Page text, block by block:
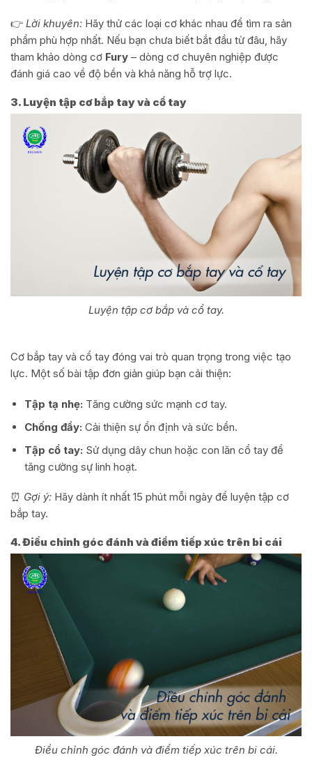
👉 Lời khuyên: Hãy thử các loại cơ khác nhau để tìm ra sản
phẩm phù hợp nhất. Nếu bạn chưa biết bắt đầu từ đâu, hãy
tham khảo dòng cơ Fury – dòng cơ chuyên nghiệp được
đánh giá cao về độ bền và khả năng hỗ trợ lực.
3. Luyện tập cơ bắp tay và cổ tay
Luyện tập cơ bắp và cổ tay.
Cơ bắp tay và cổ tay đóng vai trò quan trọng trong việc tạo
lực. Một số bài tập đơn giản giúp bạn cải thiện:
Tập tạ nhẹ: Tăng cường sức mạnh cơ tay.
Chống đẩy: Cải thiện sự ổn định và sức bền.
Tập cổ tay: Sử dụng dây chun hoặc con lăn cổ tay để
tăng cường sự linh hoạt.
⏰ Gợi ý: Hãy dành ít nhất 15 phút mỗi ngày để luyện tập cơ
bắp tay.
4. Điều chỉnh góc đánh và điểm tiếp xúc trên bi cái
Điều chỉnh góc đánh và điểm tiếp xúc trên bi cái.